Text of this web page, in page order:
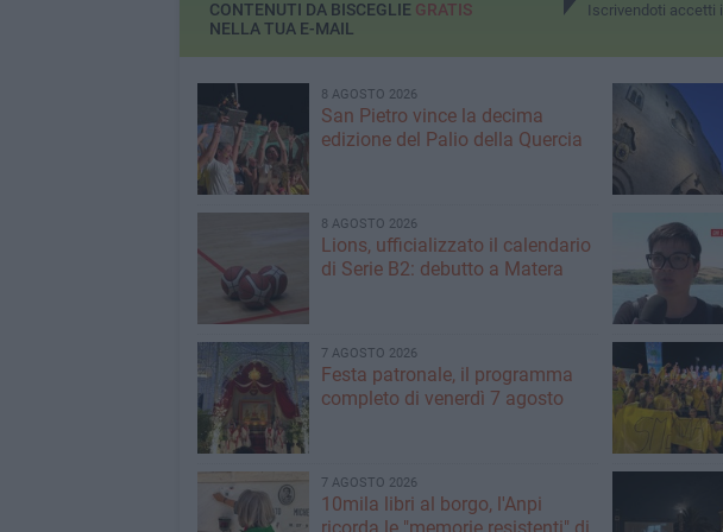
Iscrivendoti accetti i
CONTENUTI DA BISCEGLIE GRATIS
NELLA TUA E-MAIL
8 AGOSTO 2026
San Pietro vince la decima
edizione del Palio della Quercia
8 AGOSTO 2026
Lions, ufficializzato il calendario
di Serie B2: debutto a Matera
7 AGOSTO 2026
Festa patronale, il programma
completo di venerdì 7 agosto
7 AGOSTO 2026
10mila libri al borgo, l'Anpi